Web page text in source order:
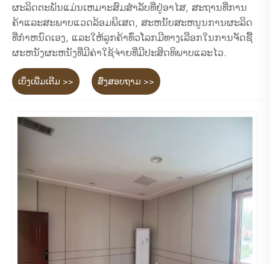
ຜະລິດຕະພັນແມ່ນເຫມາະສົມສໍາລັບທີ່ຢູ່ອາໄສ, ສະຖານທີ່ການ
ຄ້າແລະສະພາບແວດລ້ອມພິເສດ, ສະຫນັບສະຫນູນການຜະລິດ
ທີ່ກໍາຫນົດເອງ, ແລະໃຫ້ລູກຄ້າທົ່ວໂລກມີທາງເລືອກໃນການຈັດຊື້
ຜະຫນັງຜະຫນັງທີ່ມີຄ່າໃຊ້ຈ່າຍທີ່ມີປະສິດທິພາບແລະໄວ.
ເບິ່ງເພີ່ມເຕີມ >> ສົ່ງສອບຖາມ >>